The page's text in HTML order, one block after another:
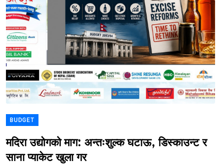
BUDGET
मदिरा उद्योगको माग: अन्तःशुल्क घटाऊ, डिस्काउन्ट र
साना प्याकेट खुला गर